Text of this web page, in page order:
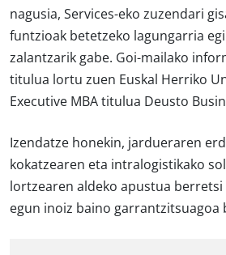
nagusia, Services-eko zuzendari
funtzioak betetzeko lagungarria
zalantzarik gabe. Goi-mailako
titulua lortu zuen Euskal Herriko
Executive MBA titulua Deusto
Izendatze honekin, jardueraren
kokatzearen eta intralogistikako
lortzearen aldeko apustua berretsi
egun inoiz baino garrantzitsuagoa